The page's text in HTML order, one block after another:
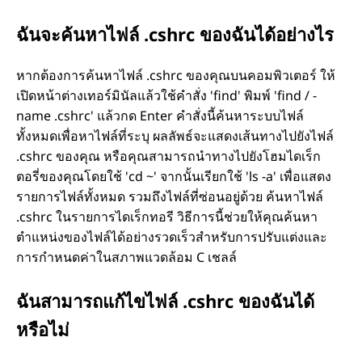
ฉันจะค้นหาไฟล์ .cshrc ของฉันได้อย่างไร
หากต้องการค้นหาไฟล์ .cshrc ของคุณบนคอมพิวเตอร์ ให้
เปิดหน้าต่างเทอร์มินัลแล้วใช้คำสั่ง 'find' พิมพ์ 'find / -
name .cshrc' แล้วกด Enter คำสั่งนี้ค้นหาระบบไฟล์
ทั้งหมดเพื่อหาไฟล์ที่ระบุ ผลลัพธ์จะแสดงเส้นทางไปยังไฟล์
.cshrc ของคุณ หรือคุณสามารถนำทางไปยังโฮมไดเร็ก
ตอรี่ของคุณโดยใช้ 'cd ~' จากนั้นเรียกใช้ 'ls -a' เพื่อแสดง
รายการไฟล์ทั้งหมด รวมถึงไฟล์ที่ซ่อนอยู่ด้วย ค้นหาไฟล์
.cshrc ในรายการไดเร็กทอรี วิธีการนี้ช่วยให้คุณค้นหา
ตำแหน่งของไฟล์ได้อย่างรวดเร็วสำหรับการปรับแต่งและ
การกำหนดค่าในสภาพแวดล้อม C เชลล์
ฉันสามารถแก้ไขไฟล์ .cshrc ของฉันได้
หรือไม่